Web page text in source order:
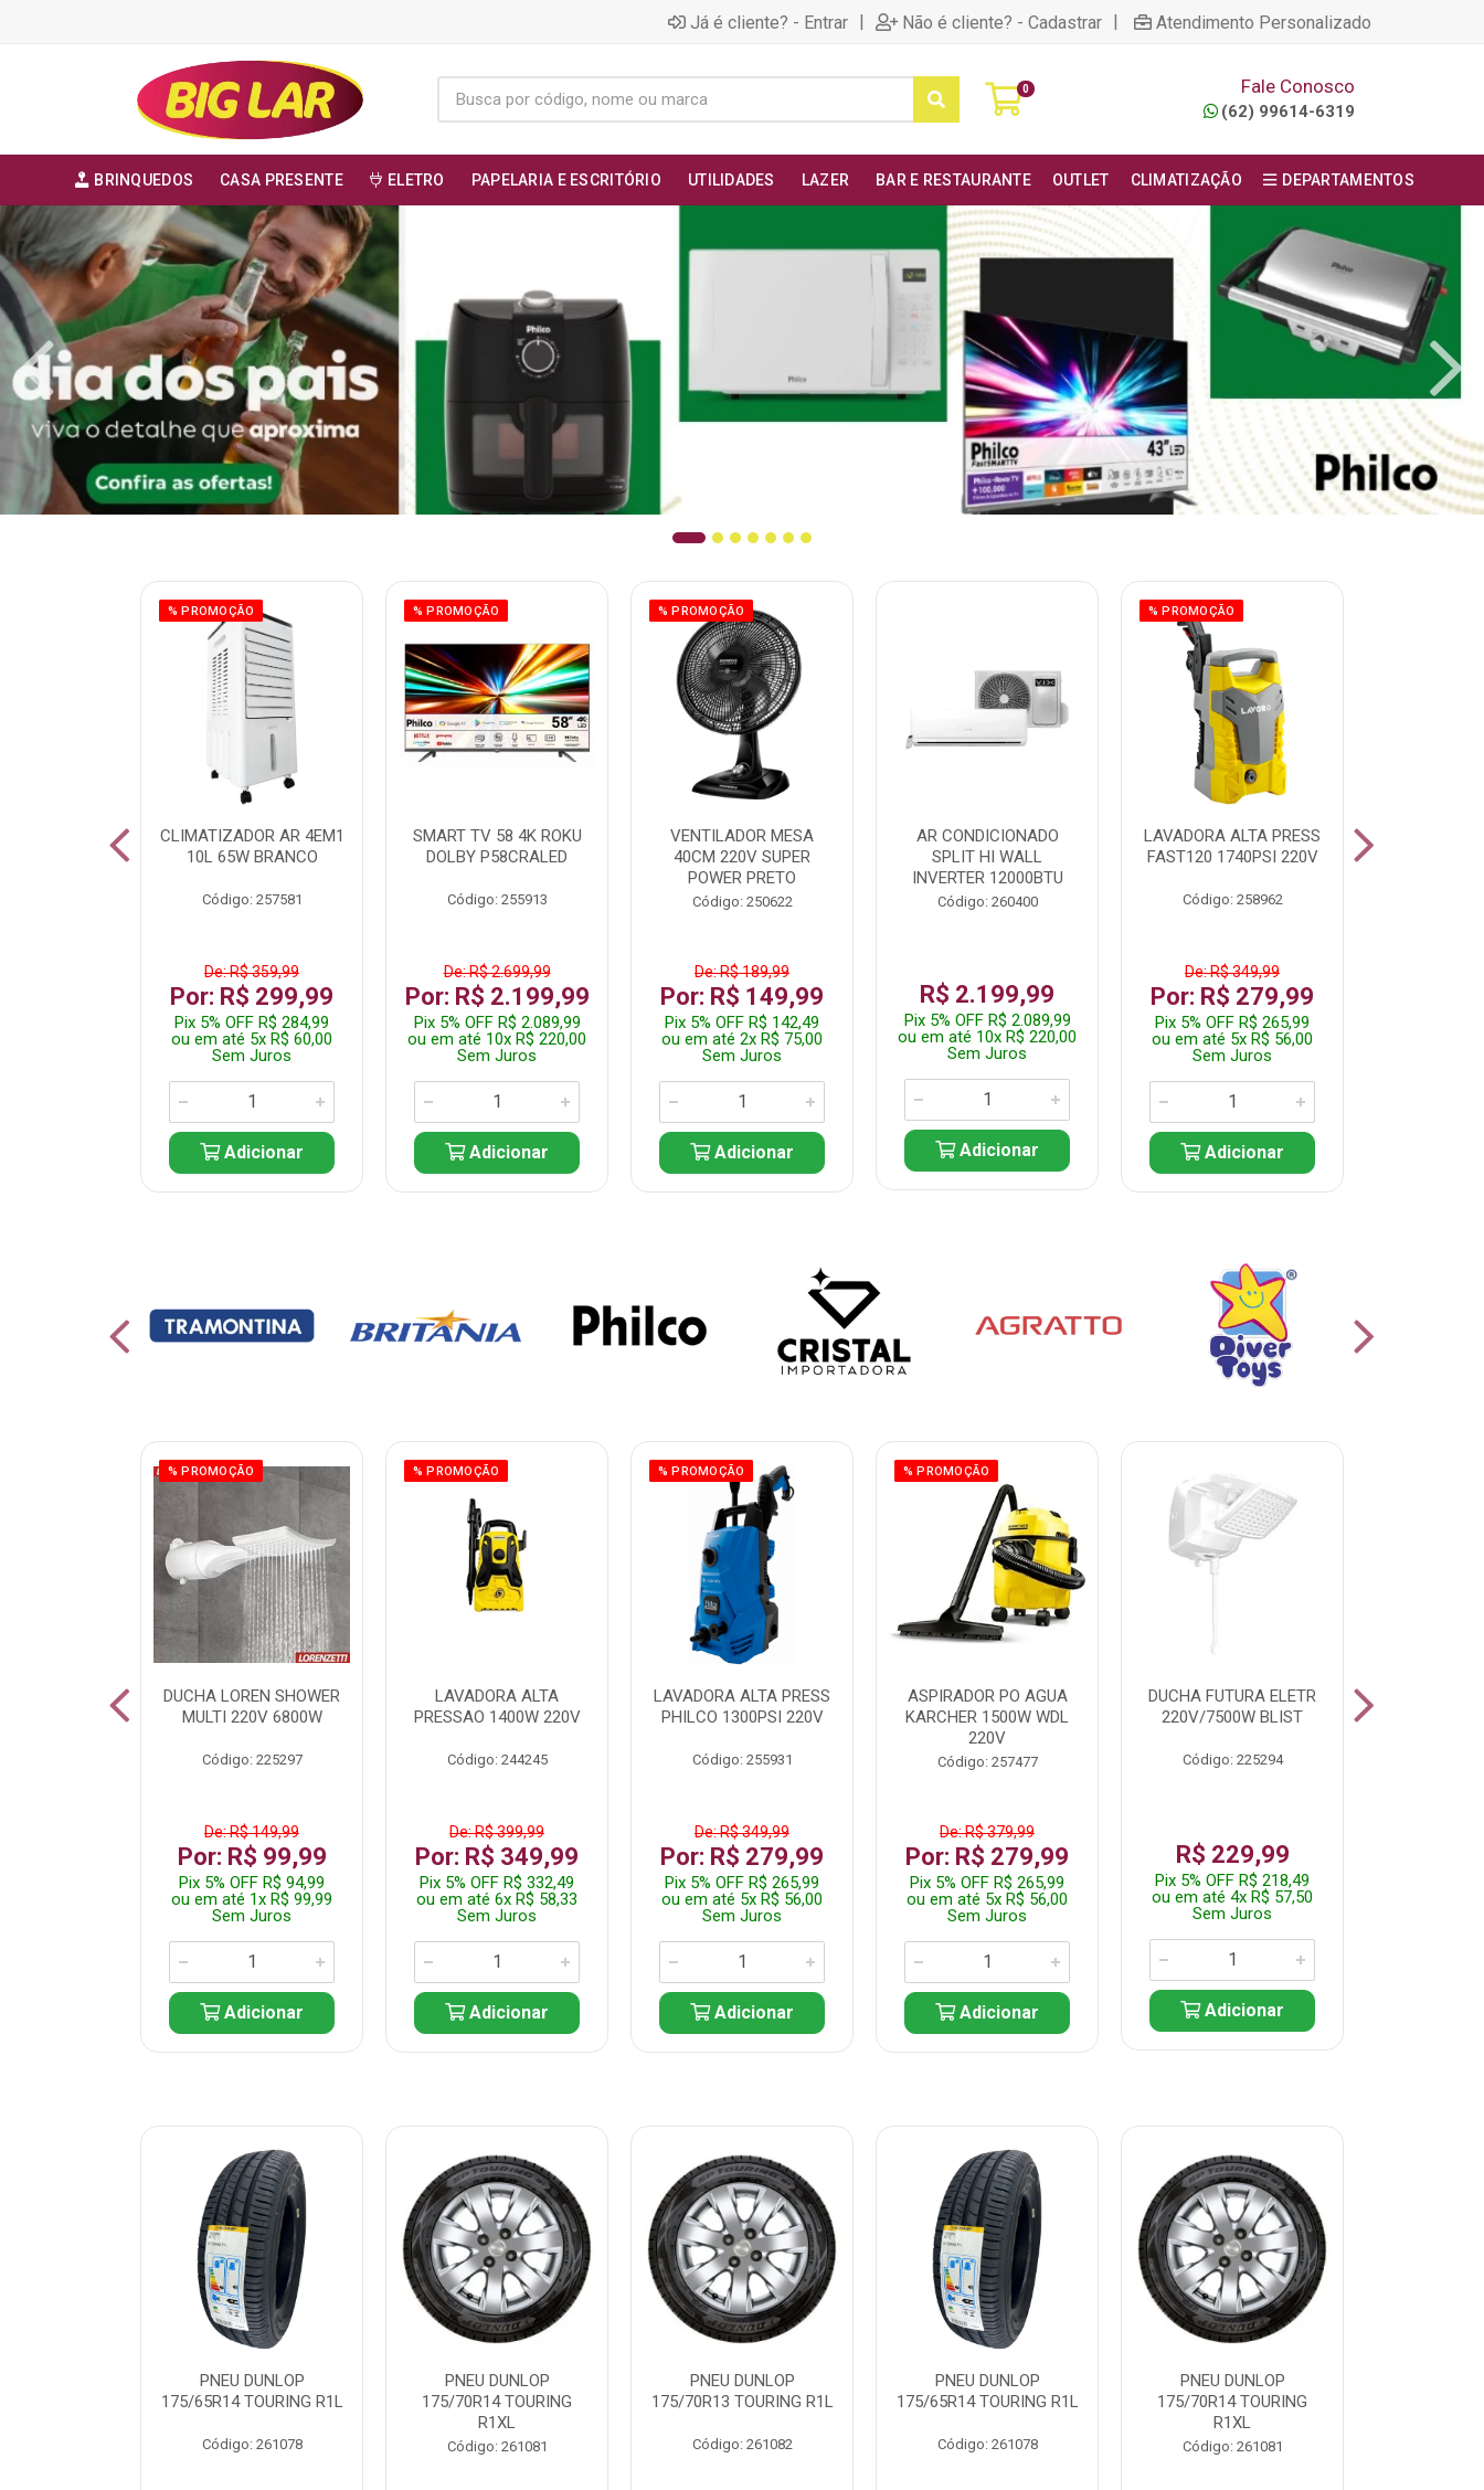
Já é cliente? - Entrar | Não é cliente? - Cadastrar | Atendimento Personalizado
0 Fale Conosco
(62) 99614-6319
BRINQUEDOS CASA PRESENTE ELETRO PAPELARIA E ESCRITÓRIO UTILIDADES LAZER BAR E RESTAURANTE OUTLET CLIMATIZAÇÃO DEPARTAMENTOS
% PROMOÇÃO
CLIMATIZADOR AR 4EM1
10L 65W BRANCO
Código: 257581
De: R$ 359,99
Por: R$ 299,99
Pix 5% OFF R$ 284,99
ou em até 5x R$ 60,00
Sem Juros
Adicionar
% PROMOÇÃO
SMART TV 58 4K ROKU
DOLBY P58CRALED
Código: 255913
De: R$ 2.699,99
Por: R$ 2.199,99
Pix 5% OFF R$ 2.089,99
ou em até 10x R$ 220,00
Sem Juros
Adicionar
% PROMOÇÃO
VENTILADOR MESA
40CM 220V SUPER
POWER PRETO
Código: 250622
De: R$ 189,99
Por: R$ 149,99
Pix 5% OFF R$ 142,49
ou em até 2x R$ 75,00
Sem Juros
Adicionar
AR CONDICIONADO
SPLIT HI WALL
INVERTER 12000BTU
Código: 260400
R$ 2.199,99
Pix 5% OFF R$ 2.089,99
ou em até 10x R$ 220,00
Sem Juros
Adicionar
% PROMOÇÃO
LAVADORA ALTA PRESS
FAST120 1740PSI 220V
Código: 258962
De: R$ 349,99
Por: R$ 279,99
Pix 5% OFF R$ 265,99
ou em até 5x R$ 56,00
Sem Juros
Adicionar
% PROMOÇÃO
DUCHA LOREN SHOWER
MULTI 220V 6800W
Código: 225297
De: R$ 149,99
Por: R$ 99,99
Pix 5% OFF R$ 94,99
ou em até 1x R$ 99,99
Sem Juros
Adicionar
% PROMOÇÃO
LAVADORA ALTA
PRESSAO 1400W 220V
Código: 244245
De: R$ 399,99
Por: R$ 349,99
Pix 5% OFF R$ 332,49
ou em até 6x R$ 58,33
Sem Juros
Adicionar
% PROMOÇÃO
LAVADORA ALTA PRESS
PHILCO 1300PSI 220V
Código: 255931
De: R$ 349,99
Por: R$ 279,99
Pix 5% OFF R$ 265,99
ou em até 5x R$ 56,00
Sem Juros
Adicionar
% PROMOÇÃO
ASPIRADOR PO AGUA
KARCHER 1500W WDL
220V
Código: 257477
De: R$ 379,99
Por: R$ 279,99
Pix 5% OFF R$ 265,99
ou em até 5x R$ 56,00
Sem Juros
Adicionar
DUCHA FUTURA ELETR
220V/7500W BLIST
Código: 225294
R$ 229,99
Pix 5% OFF R$ 218,49
ou em até 4x R$ 57,50
Sem Juros
Adicionar
PNEU DUNLOP
175/65R14 TOURING R1L
Código: 261078
PNEU DUNLOP
175/70R14 TOURING
R1XL
Código: 261081
PNEU DUNLOP
175/70R13 TOURING R1L
Código: 261082
PNEU DUNLOP
175/65R14 TOURING R1L
Código: 261078
PNEU DUNLOP
175/70R14 TOURING
R1XL
Código: 261081